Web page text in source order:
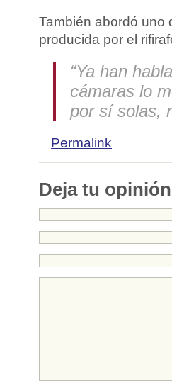
También abordó uno
producida por el
“Ya han
cámaras lo
por sí solas,
Permalink
Deja tu